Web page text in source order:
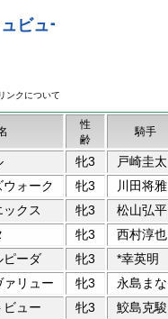
性
齢
騎手
牝3
戸崎圭太
ォーク 牝3
川田将雅
クス 牝3
松山弘平
牝3
西村淳也
ピーダ 牝3
*幸英明
ァリュー 牝3
永島まな
ビュー 牝3
鮫島克駿